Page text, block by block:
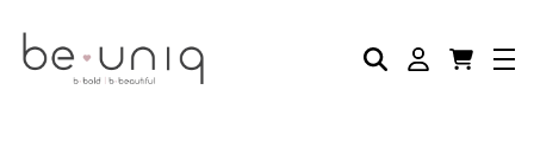
AKADEMI
SELVBRUNER